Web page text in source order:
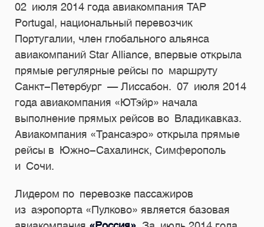
02 июля 2014 года авиакомпания TAP
Portugal, национальный перевозчик
Португалии, член глобального альянса
авиакомпаний Star Alliance, впервые открыла
прямые регулярные рейсы по маршруту
Cанкт-Петербург — Лиссабон. 07 июля 2014
года авиакомпания «ЮТэйр» начала
выполнение прямых рейсов во Владикавказ.
Авиакомпания «Трансаэро» открыла прямые
рейсы в Южно-Сахалинск, Симферополь
и Сочи.
Лидером по перевозке пассажиров
из аэропорта «Пулково» является базовая